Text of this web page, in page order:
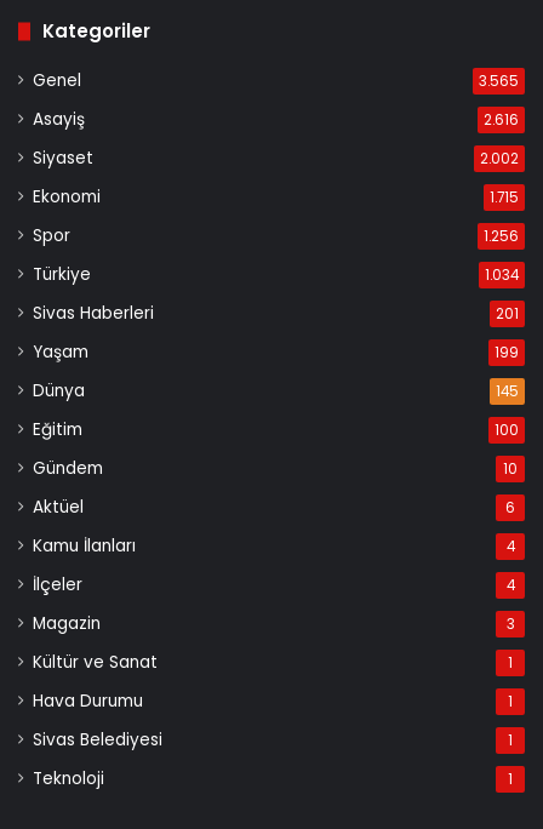
Kategoriler
Genel 3.565
Asayiş 2.616
Siyaset 2.002
Ekonomi 1.715
Spor 1.256
Türkiye 1.034
Sivas Haberleri 201
Yaşam 199
Dünya 145
Eğitim 100
Gündem 10
Aktüel 6
Kamu İlanları 4
İlçeler 4
Magazin 3
Kültür ve Sanat 1
Hava Durumu 1
Sivas Belediyesi 1
Teknoloji 1